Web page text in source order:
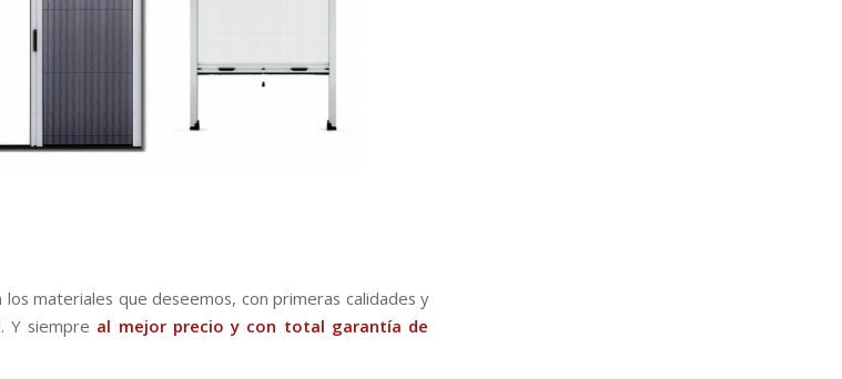
materiales que deseemos, con primeras calidades y
Y siempre al mejor precio y con total garantía de